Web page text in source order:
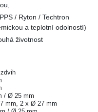
/ Ryton / Techtron
a teplotní odolností)
životnost
/ Ø 25 mm
mm, 2 x Ø 27 mm